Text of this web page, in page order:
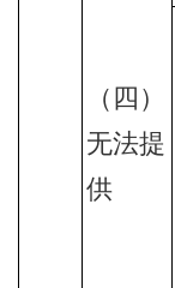
（四）
无法提
供